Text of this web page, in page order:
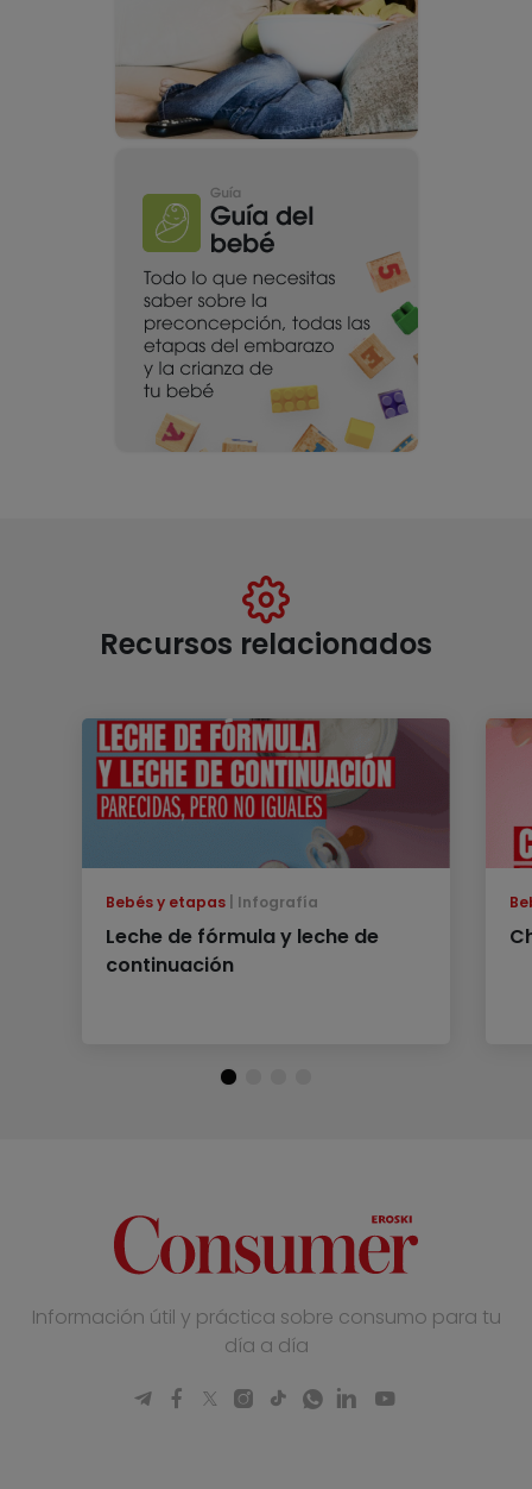
Recursos relacionados
Bebés y etapas Infografía
Leche de fórmula y leche de
continuación
Información útil y práctica sobre consumo para tu
día a día